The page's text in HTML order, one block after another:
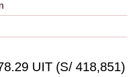
UIT (S/ 418,851)